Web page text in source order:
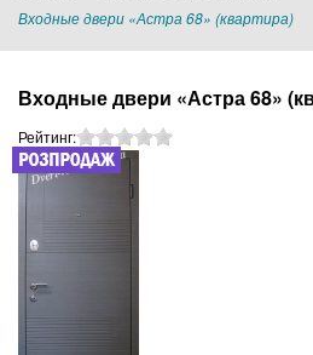
Входные двери «Астра 68» (квартира)
Входные двери «Астра 68»
Рейтинг: